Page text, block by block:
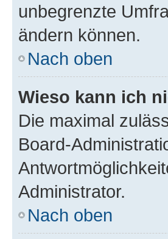
unbegrenzte
ändern können.
Nach oben
Wieso kann ich
Die maximal
Board-
Administrator.
Nach oben